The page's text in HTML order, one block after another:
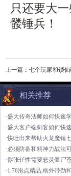
只还要大
髅锤兵！
上一篇： 七个玩家和锁
相关推荐
·盛大传奇法师如何快速
·盛大客户端刺客如何快
·快吐出来帮助火龙魔锤
·必须防备和精神力战法
·嚣张任性需要恶灵僵尸
·1.76泡点精品,格外带劲